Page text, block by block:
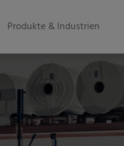
Produkte & Industrien